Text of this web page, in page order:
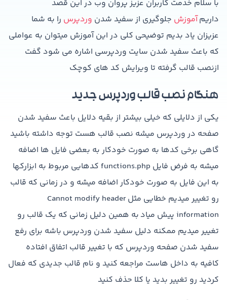
با سلام خدمت کاربران عزیز پروان وب در این قصد
داریمآموزش جلوگیری از سفید شدن وردپرس را به شما
عزیزان یاد بدیم توضیحی کلی در این آموزش میتوان به عواملی
که باعث سفید شدن سایت وردپرسی اشاره می شود گفت
ازنصب قالب گرفته تا ویرایش کد های کوچک
هنگام نصب قالب وردپرس جدید
یکی از دلایلی که خیلی بیشتر از بقیه دلایل باعث سفید شدن
صفحه در وردپرس میشه نصب قالب هست توجه داشته باشید
گاهی برخی کدها به صورت خودکار به بعضی فایل ها اضافه
میشه به فرض فایل functions.php کدهایی مربوط به ابزارکها
به این فایل به صورت خودکار اضافه میشه و در زمانی که قالب
رو تغییر میدیم خطایی مثل Cannot modify header
information پیش میاد به همین دلیل زمانی که یک قالب رو
تغییر میدیم ممکنه دلیل سفید شدن وردپرس باشه برای رفع
سفید شدن صفحه وردپرس که با تغییر قالب اتفاق افتاده
کافیه به داخل هاست مراجعه کنید و نام قالب جدیدی که فعال
کردید رو تغییر بدید یا کلا حذف کنید